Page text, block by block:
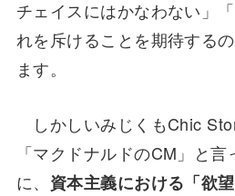
チェイスにはかなわない」
れを斥けることを期待する
ます。
しかしいみじくもChic
「マクドナルドのCM」と
に、 資本主義における「欲